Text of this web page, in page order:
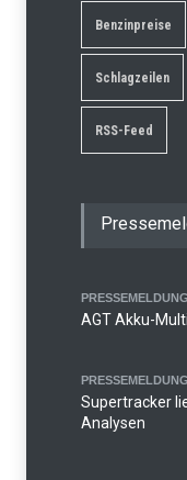
Benzinpreise
Schlagzeilen
RSS-Feed
AGT Akku-
Supertracker
Analysen